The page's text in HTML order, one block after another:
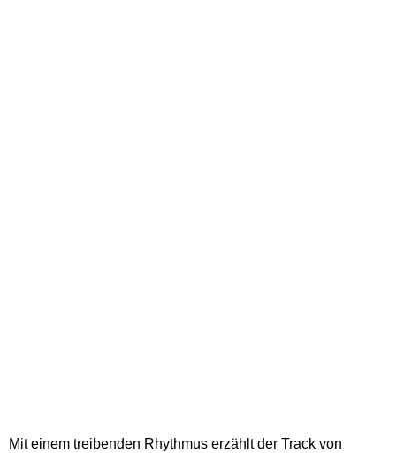
Mit einem treibenden Rhythmus erzählt der Track von